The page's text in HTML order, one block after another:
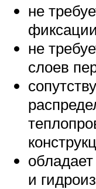
не
не
слоев
и